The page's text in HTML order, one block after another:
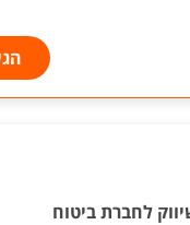
לחברת ביטוח